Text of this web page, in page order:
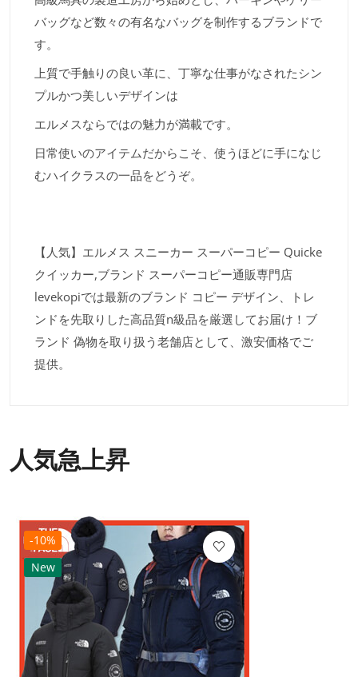
バッグなど数々の有名なバッグを制作するブランドで
す。
上質で手触りの良い革に、丁寧な仕事がなされたシン
プルかつ美しいデザインは
エルメスならではの魅力が満載です。
日常使いのアイテムだからこそ、使うほどに手になじ
むハイクラスの一品をどうぞ。
【人気】エルメス スニーカー スーパーコピー Quicke
クイッカー,ブランド スーパーコピー通販専門店
levekopiでは最新のブランド コピー デザイン、トレ
ンドを先取りした高品質n級品を厳選してお届け！ブ
ランド 偽物を取り扱う老舗店として、激安価格でご
提供。
人気急上昇
-10%
New